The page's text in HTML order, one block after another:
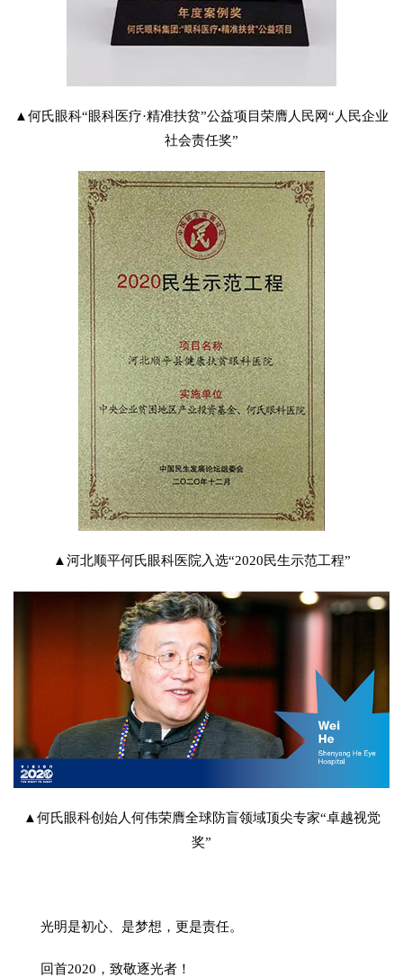
▲何氏眼科“眼科医疗·精准扶贫”公益项目荣膺人民网“人民企业
社会责任奖”
▲河北顺平何氏眼科医院入选“2020民生示范工程”
▲何氏眼科创始人何伟荣膺全球防盲领域顶尖专家“卓越视觉
奖”
光明是初心、是梦想，更是责任。
回首2020，致敬逐光者！